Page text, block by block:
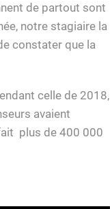
de partout sont
notre stagiaire la
constater que la
celle de 2018,
avaient
plus de 400 000